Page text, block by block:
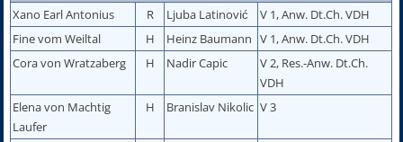
Xano Earl Antonius
R Ljuba Latinović
V 1, Anw. Dt.Ch. VDH
Fine vom Weiltal
H Heinz Baumann V 1, Anw. Dt.Ch. VDH
Cora von Wratzaberg
H Nadir Capic
V 2, Res.-Anw. Dt.Ch.
VDH
Elena von Machtig
Laufer
H Branislav Nikolic V 3